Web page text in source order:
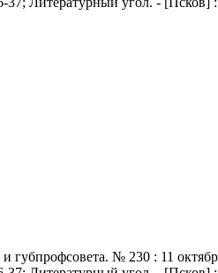
губпрофсовета. № 230 : 11